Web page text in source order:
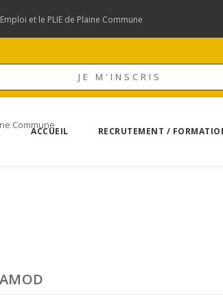
et le PLIE de Plaine Commune
JE M'INSCRIS
ACCUEIL RECRUTEMENT /